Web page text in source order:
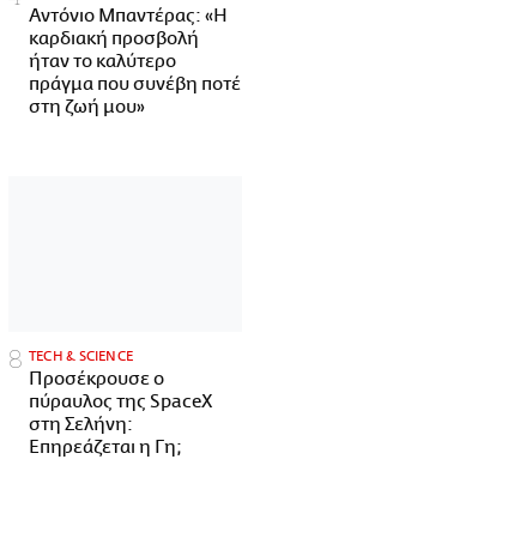
Αντόνιο Μπαντέρας: «Η
καρδιακή προσβολή
ήταν το καλύτερο
πράγμα που συνέβη ποτέ
στη ζωή μου»
ΤECH & SCIENCE
Προσέκρουσε ο
πύραυλος της SpaceX
στη Σελήνη:
Επηρεάζεται η Γη;